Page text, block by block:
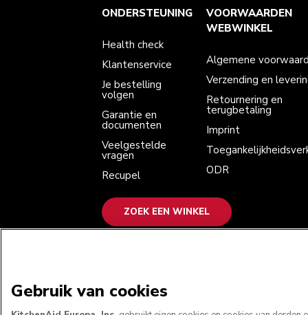
Health check
Klantenservice
Veelgestelde vragen
Algemene voorwaarden
Verzending en levering
Retournering en terugbetaling
Toegankelijkheidsverklaring
Het merk
Onze geschiedenis
Zoek een winkel
ONDERSTEUNING
Health check
Klantenservice
Je bestelling
volgen
Garantie en
documenten
Veelgestelde
vragen
Recupel
VOORWAARDEN
WEBWINKEL
Algemene
Verzending en
Retournering en
terugbetaling
Imprint
ODR
ZOEK EEN WINKEL
Gebruik van cookies